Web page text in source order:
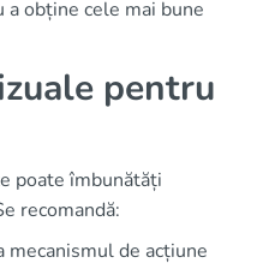
obține cele mai bune
pentru
poate îmbunătăți
recomandă:
mecanismul de acțiune